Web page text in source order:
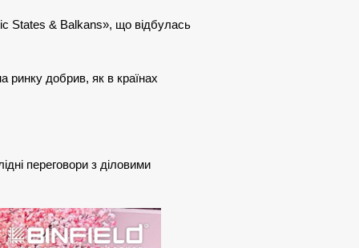
States & Balkans», що відбулась
ринку добрив, як в країнах
переговори з діловими